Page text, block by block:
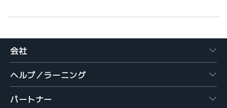
会社
ヘルプ／ラーニング
パートナー